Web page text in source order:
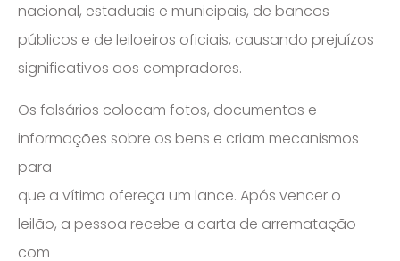
nacional, estaduais e municipais, de bancos
públicos e de leiloeiros oficiais, causando prejuízos
significativos aos compradores.
Os falsários colocam fotos, documentos e
informações sobre os bens e criam mecanismos
para
que a vítima ofereça um lance. Após vencer o
leilão, a pessoa recebe a carta de arrematação
com